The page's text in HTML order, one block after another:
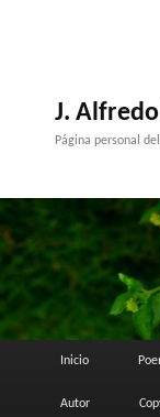
J.
Página personal
Inicio
Autor